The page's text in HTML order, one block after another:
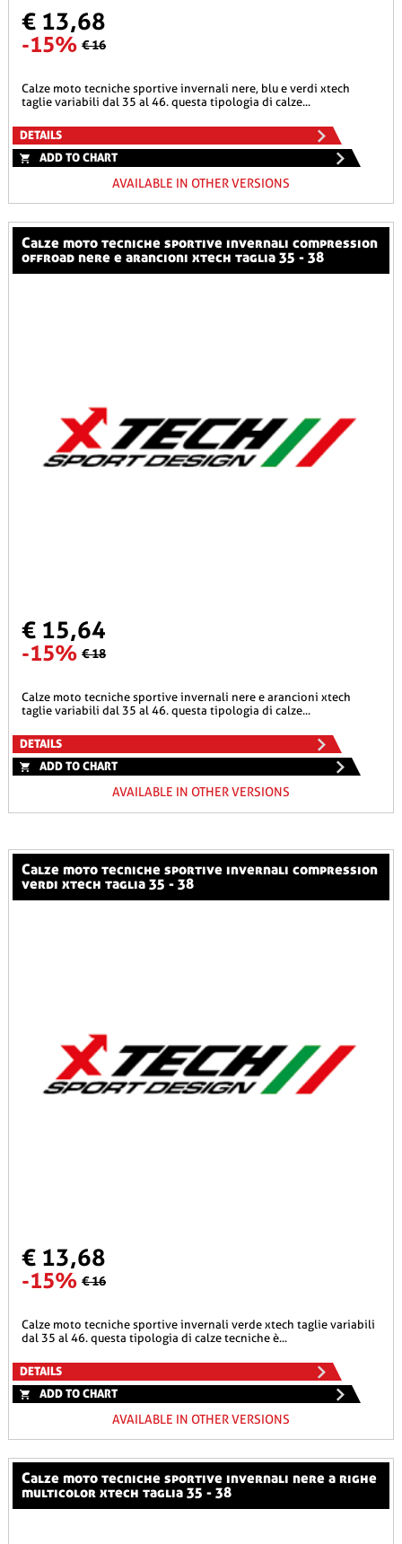
€ 13,68
-15% € 16
calze moto tecniche sportive invernali nere, blu e verdi xtech
taglie variabili dal 35 al 46. questa tipologia di calze...
DETAILS
ADD TO CHART
AVAILABLE IN OTHER VERSIONS
calze moto tecniche sportive invernali compression
offroad nere e arancioni xtech taglia 35 - 38
€ 15,64
-15% € 18
calze moto tecniche sportive invernali nere e arancioni xtech
taglie variabili dal 35 al 46. questa tipologia di calze...
DETAILS
ADD TO CHART
AVAILABLE IN OTHER VERSIONS
calze moto tecniche sportive invernali compression
verdi xtech taglia 35 - 38
€ 13,68
-15% € 16
calze moto tecniche sportive invernali verde xtech taglie variabili
dal 35 al 46. questa tipologia di calze tecniche è...
DETAILS
ADD TO CHART
AVAILABLE IN OTHER VERSIONS
calze moto tecniche sportive invernali nere a righe
multicolor xtech taglia 35 - 38